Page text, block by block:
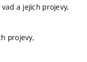
a jejich projevy,
projevy,